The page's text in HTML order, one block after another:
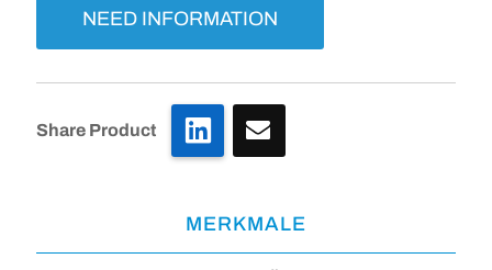
NEED INFORMATION
Share Product LinkedIn
MERKMALE